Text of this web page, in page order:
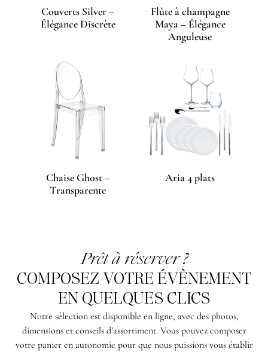
Couverts Silver –
Élégance Discrète
Flûte à champagne
Maya – Élégance
Anguleuse
Chaise Ghost –
Transparente
Aria 4 plats
Prêt à réserver ?
COMPOSEZ VOTRE ÉVÈNEMENT
EN QUELQUES CLICS
Notre sélection est disponible en ligne, avec des photos,
dimensions et conseils d’assortiment. Vous pouvez composer
votre panier en autonomie pour que nous puissions vous établir